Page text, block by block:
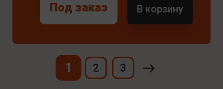
Под заказ В корзину
1 2 3